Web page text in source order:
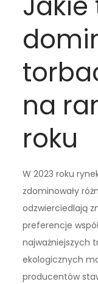
na
roku
W 2023 roku
zdominowały
odzwierciedlają
preferencje
najważniejszych
ekologicznych
producentów